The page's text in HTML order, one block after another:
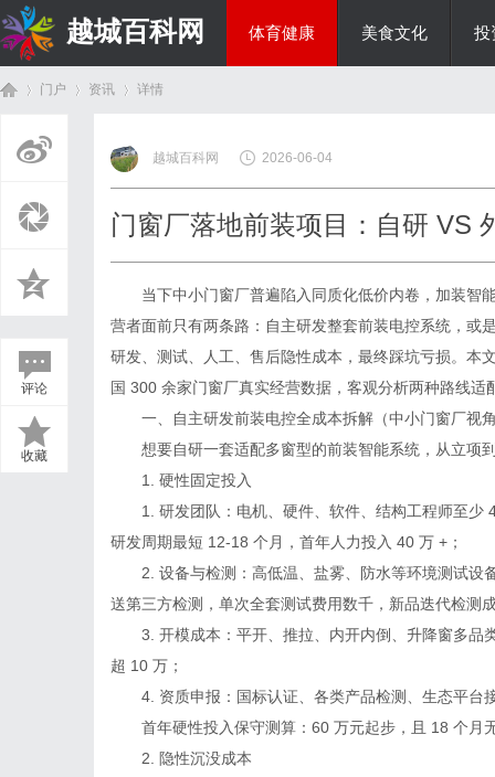
越城百科网 体育健康 美食文化 投
门户 资讯
›
详情
评论
收藏
越城百科网 2026-06-04
门窗厂落地前装项目：自研 VS
当下中小门窗厂普遍陷入同质化低价内卷，加装智
营者面前只有两条路：自主研发整套前装电控系统，或
研发、测试、人工、售后隐性成本，最终踩坑亏损。本
国 300 余家门窗厂真实经营数据，客观分析两种路线
一、自主研发前装电控全成本拆解（中小门窗厂视
想要自研一套适配多窗型的前装智能系统，从立项
1. 硬性固定投入
1. 研发团队：电机、硬件、软件、结构工程师至少
研发周期最短 12-18 个月，首年人力投入 40 万 +；
2. 设备与检测：高低温、盐雾、防水等环境测试设
送第三方检测，单次全套测试费用数千，新品迭代检测
3. 开模成本：平开、推拉、内开内倒、升降窗多品
超 10 万；
4. 资质申报：国标认证、各类产品检测、生态平台
首年硬性投入保守测算：60 万元起步，且 18 个月
2. 隐性沉没成本